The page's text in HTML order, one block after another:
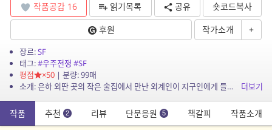
작품공감 16 읽기목록 공유
숏코드복사
후원
작가소개 +
장르:SF
태그:#우주전쟁 #SF
평점
×50| 분량: 99매
소개: 은하 외딴 곳의 작은 술집에서 만난 외계인이 지구인에게 들려주는 옛날 이야기.
더보기
작품 추천 2 리뷰 단문응원 5 책갈피 작품소개